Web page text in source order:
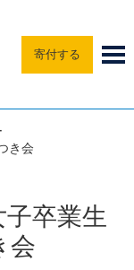
寄付する
き会
卒業生
会